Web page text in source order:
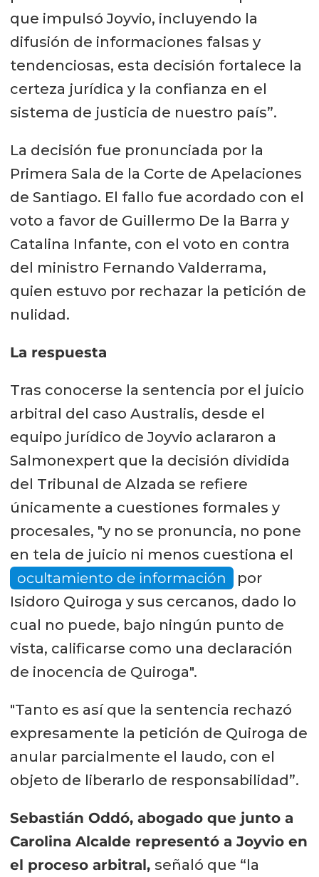
que impulsó Joyvio, incluyendo la
difusión de informaciones falsas y
tendenciosas, esta decisión fortalece la
certeza jurídica y la confianza en el
sistema de justicia de nuestro país”.
La decisión fue pronunciada por la
Primera Sala de la Corte de Apelaciones
de Santiago. El fallo fue acordado con el
voto a favor de Guillermo De la Barra y
Catalina Infante, con el voto en contra
del ministro Fernando Valderrama,
quien estuvo por rechazar la petición de
nulidad.
La respuesta
Tras conocerse la sentencia por el juicio
arbitral del caso Australis, desde el
equipo jurídico de Joyvio aclararon a
Salmonexpert que la decisión dividida
del Tribunal de Alzada se refiere
únicamente a cuestiones formales y
procesales, "y no se pronuncia, no pone
en tela de juicio ni menos cuestiona el
ocultamiento de información
por
Isidoro Quiroga y sus cercanos, dado lo
cual no puede, bajo ningún punto de
vista, calificarse como una declaración
de inocencia de Quiroga".
"Tanto es así que la sentencia rechazó
expresamente la petición de Quiroga de
anular parcialmente el laudo, con el
objeto de liberarlo de responsabilidad”.
Sebastián Oddó, abogado que junto a
Carolina Alcalde representó a Joyvio en
el proceso arbitral, señaló que “la